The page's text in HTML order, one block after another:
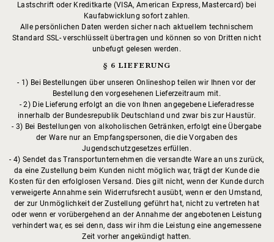
Lastschrift oder Kreditkarte (VISA, American Express, Mastercard) bei
Kaufabwicklung sofort zahlen.
Alle persönlichen Daten werden sicher nach aktuellem technischem
Standard SSL- verschlüsselt übertragen und können so von Dritten nicht
unbefugt gelesen werden.
§ 6 LIEFERUNG
1) Bei Bestellungen über unseren Onlineshop teilen wir Ihnen vor der
Bestellung den vorgesehenen Lieferzeitraum mit.
2) Die Lieferung erfolgt an die von Ihnen angegebene Lieferadresse
innerhalb der Bundesrepublik Deutschland und zwar bis zur Haustür.
3) Bei Bestellungen von alkoholischen Getränken, erfolgt eine Übergabe
der Ware nur an Empfangspersonen, die die Vorgaben des
Jugendschutzgesetzes erfüllen.
4) Sendet das Transportunternehmen die versandte Ware an uns zurück,
da eine Zustellung beim Kunden nicht möglich war, trägt der Kunde die
Kosten für den erfolglosen Versand. Dies gilt nicht, wenn der Kunde durch
verweigerte Annahme sein Widerrufsrecht ausübt, wenn er den Umstand,
der zur Unmöglichkeit der Zustellung geführt hat, nicht zu vertreten hat
oder wenn er vorübergehend an der Annahme der angebotenen Leistung
verhindert war, es sei denn, dass wir ihm die Leistung eine angemessene
Zeit vorher angekündigt hatten.